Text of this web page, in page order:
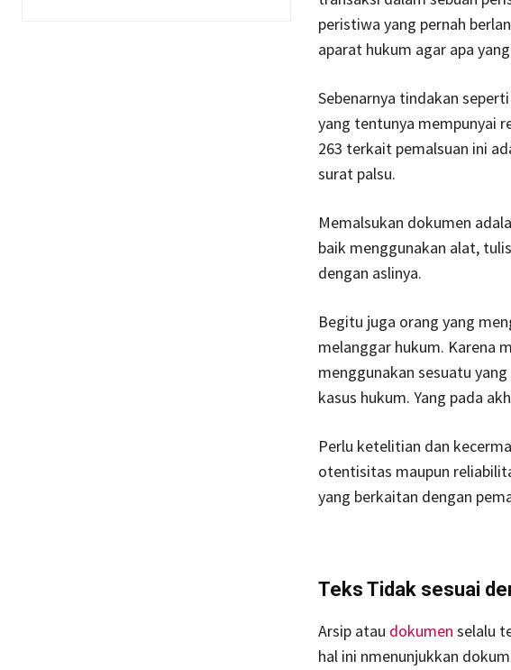
peristiwa yang pernah
aparat hukum agar apa
Sebenarnya tindakan
yang tentunya mempunyai
263 terkait pemalsuan ini
surat palsu.
Memalsukan dokumen
baik menggunakan alat,
dengan aslinya.
Begitu juga orang yang
melanggar hukum. Karena
menggunakan sesuatu
kasus hukum. Yang pada
Perlu ketelitian dan
otentisitas maupun
yang berkaitan dengan
Teks Tidak sesuai
Arsip atau dokumen selalu
hal ini nmenunjukkan